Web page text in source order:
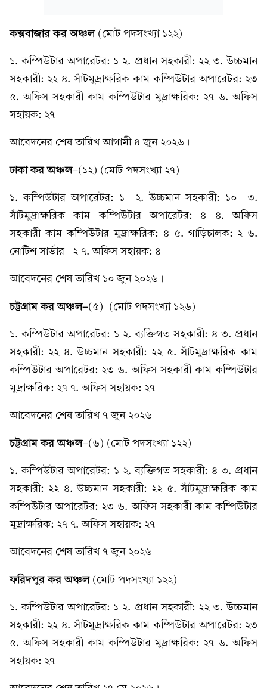
কক্সবাজার কর অঞ্চল(মোট পদসংখ্যা ১২২)
১. কম্পিউটার অপারেটর: ১ ২. প্রধান সহকারী: ২২ ৩. উচ্চমান
সহকারী: ২২ ৪. সাঁটমুদ্রাক্ষরিক কাম কম্পিউটার অপারেটর: ২৩
৫. অফিস সহকারী কাম কম্পিউটার মুদ্রাক্ষরিক: ২৭ ৬. অফিস
সহায়ক: ২৭
আবেদনের শেষ তারিখ আগামী ৪ জুন ২০২৬।
ঢাকা কর অঞ্চল-(১২) (মোট পদসংখ্যা ২৭)
১. কম্পিউটার অপারেটর: ১ ২. উচ্চমান সহকারী: ১০ ৩.
সাঁটমুদ্রাক্ষরিক কাম কম্পিউটার অপারেটর: ৪ ৪. অফিস
সহকারী কাম কম্পিউটার মুদ্রাক্ষরিক: ৪ ৫. গাড়িচালক: ২ ৬.
নোটিশ সার্ভার– ২ ৭. অফিস সহায়ক: ৪
আবেদনের শেষ তারিখ ১০ জুন ২০২৬।
চট্টগ্রাম কর অঞ্চল-(৫) (মোট পদসংখ্যা ১২৬)
১. কম্পিউটার অপারেটর: ১ ২. ব্যক্তিগত সহকারী: ৪ ৩. প্রধান
সহকারী: ২২ ৪. উচ্চমান সহকারী: ২২ ৫. সাঁটমুদ্রাক্ষরিক কাম
কম্পিউটার অপারেটর: ২৩ ৬. অফিস সহকারী কাম কম্পিউটার
মুদ্রাক্ষরিক: ২৭ ৭. অফিস সহায়ক: ২৭
আবেদনের শেষ তারিখ ৭ জুন ২০২৬
চট্টগ্রাম কর অঞ্চল-(৬) (মোট পদসংখ্যা ১২২)
১. কম্পিউটার অপারেটর: ১ ২. ব্যক্তিগত সহকারী: ৪ ৩. প্রধান
সহকারী: ২২ ৪. উচ্চমান সহকারী: ২২ ৫. সাঁটমুদ্রাক্ষরিক কাম
কম্পিউটার অপারেটর: ২৩ ৬. অফিস সহকারী কাম কম্পিউটার
মুদ্রাক্ষরিক: ২৭ ৭. অফিস সহায়ক: ২৭
আবেদনের শেষ তারিখ ৭ জুন ২০২৬
ফরিদপুর কর অঞ্চল(মোট পদসংখ্যা ১২২)
১. কম্পিউটার অপারেটর: ১ ২. প্রধান সহকারী: ২২ ৩. উচ্চমান
সহকারী: ২২ ৪. সাঁটমুদ্রাক্ষরিক কাম কম্পিউটার অপারেটর: ২৩
৫. অফিস সহকারী কাম কম্পিউটার মুদ্রাক্ষরিক: ২৭ ৬. অফিস
সহায়ক: ২৭